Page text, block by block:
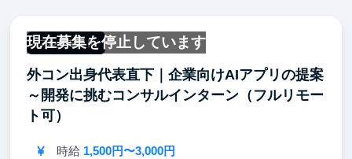
現在募集を停止しています
フルリモート
外コン出身代表直下｜企業向けAIアプリの提案
～開発に挑むコンサルインターン（フルリモー
ト可）
時給 1,500円〜3,000円